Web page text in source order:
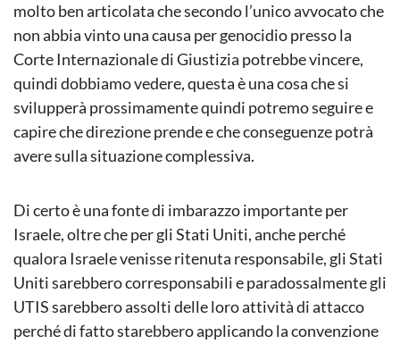
molto ben articolata che secondo l’unico avvocato che
non abbia vinto una causa per genocidio presso la
Corte Internazionale di Giustizia potrebbe vincere,
quindi dobbiamo vedere, questa è una cosa che si
svilupperà prossimamente quindi potremo seguire e
capire che direzione prende e che conseguenze potrà
avere sulla situazione complessiva.
Di certo è una fonte di imbarazzo importante per
Israele, oltre che per gli Stati Uniti, anche perché
qualora Israele venisse ritenuta responsabile, gli Stati
Uniti sarebbero corresponsabili e paradossalmente gli
UTIS sarebbero assolti delle loro attività di attacco
perché di fatto starebbero applicando la convenzione